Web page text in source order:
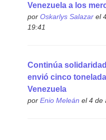
Venezuela a los
por Oskarlys Salazarel
19:41
Continúa
envió cinco
Venezuela
por Enio Meleán el 4 de